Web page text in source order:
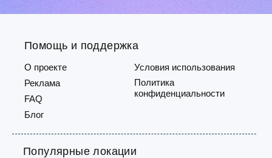
платежи —...
Популярные локации
Помощь и поддержка
О проекте
Реклама
FAQ
Блог
Условия использования
Политика
конфиденциальности